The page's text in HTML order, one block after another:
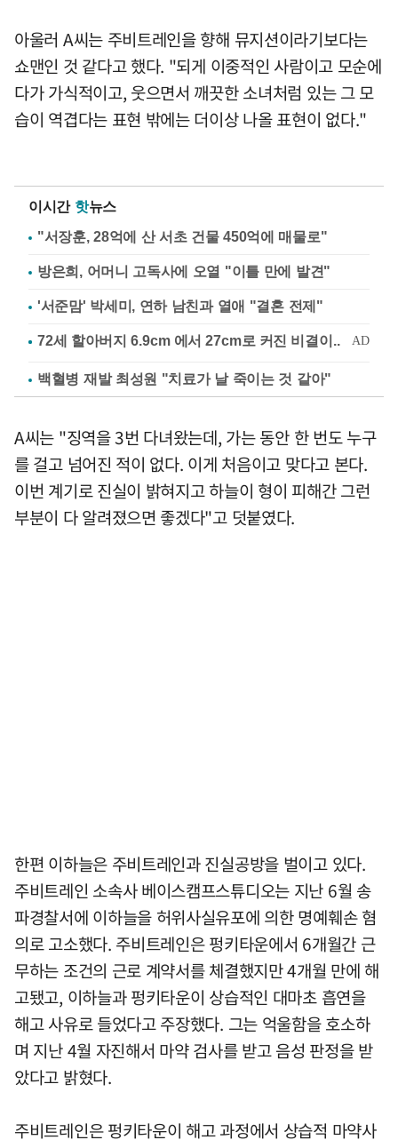
아울러 A씨는 주비트레인을 향해 뮤지션이라기보다는
쇼맨인 것 같다고 했다. "되게 이중적인 사람이고 모순에
다가 가식적이고, 웃으면서 깨끗한 소녀처럼 있는 그 모
습이 역겹다는 표현 밖에는 더이상 나올 표현이 없다."
이시간 핫뉴스
"서장훈, 28억에 산 서초 건물 450억에 매물로"
방은희, 어머니 고독사에 오열 "이틀 만에 발견"
'서준맘' 박세미, 연하 남친과 열애 "결혼 전제"
백혈병 재발 최성원 "치료가 날 죽이는 것 같아"
A씨는 "징역을 3번 다녀왔는데, 가는 동안 한 번도 누구
를 걸고 넘어진 적이 없다. 이게 처음이고 맞다고 본다.
이번 계기로 진실이 밝혀지고 하늘이 형이 피해간 그런
부분이 다 알려졌으면 좋겠다"고 덧붙였다.
한편 이하늘은 주비트레인과 진실공방을 벌이고 있다.
주비트레인 소속사 베이스캠프스튜디오는 지난 6월 송
파경찰서에 이하늘을 허위사실유포에 의한 명예훼손 혐
의로 고소했다. 주비트레인은 펑키타운에서 6개월간 근
무하는 조건의 근로 계약서를 체결했지만 4개월 만에 해
고됐고, 이하늘과 펑키타운이 상습적인 대마초 흡연을
해고 사유로 들었다고 주장했다. 그는 억울함을 호소하
며 지난 4월 자진해서 마약 검사를 받고 음성 판정을 받
았다고 밝혔다.
주비트레인은 펑키타운이 해고 과정에서 상습적 마약사